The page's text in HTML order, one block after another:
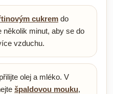
cukrem do
několik minut, aby se do
vzduchu.
olej a mléko. V
špaldovou mouku,